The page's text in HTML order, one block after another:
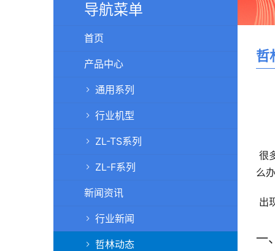
哲
么
出
一
导航菜单
首页
产品中心
通用系列
行业机型
ZL-TS系列
ZL-F系列
新闻资讯
行业新闻
哲林动态